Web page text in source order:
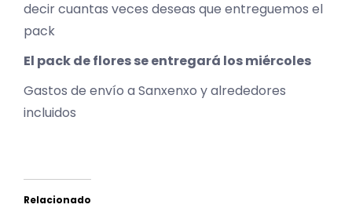
decir cuantas veces deseas que entreguemos el
pack
El pack de flores se entregará los miércoles
Gastos de envío a Sanxenxo y alrededores
incluidos
Relacionado